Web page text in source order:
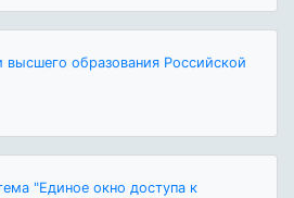
высшего образования Российской
"Единое окно доступа к